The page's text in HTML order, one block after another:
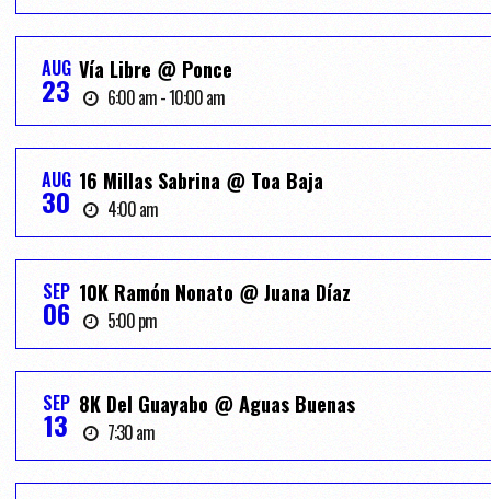
AUG
23
Vía Libre @ Ponce
6:00 am - 10:00 am
AUG
30
16 Millas Sabrina @ Toa Baja
4:00 am
SEP
06
10K Ramón Nonato @ Juana Díaz
5:00 pm
SEP
13
8K Del Guayabo @ Aguas Buenas
7:30 am